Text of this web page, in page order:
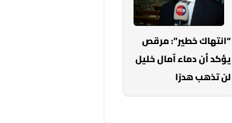
“انتهاك خطير”: مرقص
يؤكد أن دماء آمال خليل
لن تذهب هدرًا